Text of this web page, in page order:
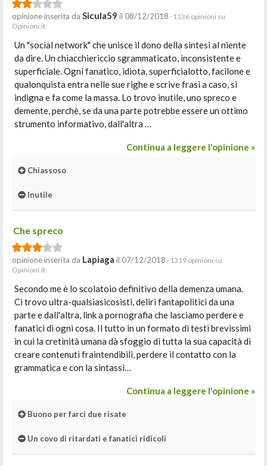
opinione inserita da Sicula59 il 08/12/2018 · 1136 opinioni su
Opinioni.it
Un "social network" che unisce il dono della sintesi al niente
da dire. Un chiacchiericcio sgrammaticato, inconsistente e
superficiale. Ogni fanatico, idiota, superficialotto, facilone e
qualonquista entra nelle sue righe e scrive frasi a caso, si
indigna e fa come la massa. Lo trovo inutile, uno spreco e
demente, perchè, se da una parte potrebbe essere un ottimo
strumento informativo, dall'altra …
Continua a leggere l'opinione »
Chiassoso
Inutile
Che spreco
opinione inserita da Lapiaga il 07/12/2018 · 1319 opinioni su
Opinioni.it
Secondo me è lo scolatoio definitivo della demenza umana.
Ci trovo ultra-qualsiasicosisti, deliri fantapolitici da una
parte e dall'altra, link a pornografia che lasciamo perdere e
fanatici di ogni cosa. Il tutto in un formato di testi brevissimi
in cui la cretinità umana dà sfoggio di tutta la sua capacità di
creare contenuti fraintendibili, perdere il contatto con la
grammatica e con la sintassi…
Continua a leggere l'opinione »
Buono per farci due risate
Un covo di ritardati e fanatici ridicoli